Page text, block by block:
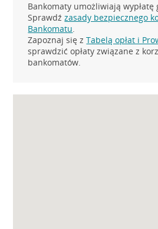
Bankomaty umożliwiają wypłatę
Sprawdźzasady bezpiecznego
Bankomatu.
Zapoznaj się zTabelą opłat i
sprawdzić opłaty związane z
bankomatów.